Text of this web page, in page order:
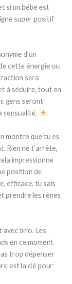
si un bébé est
super positif
d’un
cette énergie ou
sera
à séduire, tout en
gens seront
sensualité.
montre que tu es
Rien ne t’arrête,
impressionne
position de
efficace, tu sais
prendre les rênes
brio. Les
en ce moment
trop dépenser
est la clé pour